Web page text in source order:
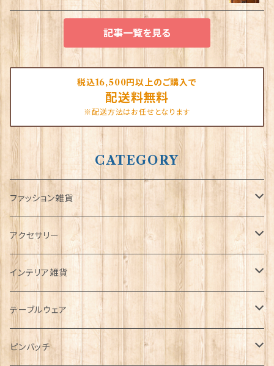
記事一覧を見る
税込16,500円以上のご購入で
配送料無料
※配送方法はお任せとなります
CATEGORY
ファッション雑貨
タータンネクタイ
帽子
キャップ
ハンチング帽
Tシャツ
マフラー
アクセサリー
ORTAK
ブローチ
ペンダント
インテリア雑貨
インテリア置物
ラブスプーン
テーブルウェア
ティータオル
ピンバッチ